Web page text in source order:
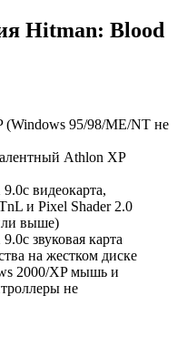
Hitman: Blood
95/98/ME/NT не
Athlon XP
видеокарта,
и Pixel Shader 2.0
выше)
звуковая карта
на жестком диске
2000/XP мышь и
не